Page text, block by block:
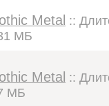
Metal ::
МБ
Metal ::
МБ